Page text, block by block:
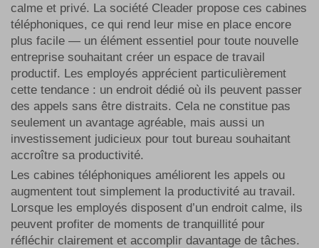
calme et privé. La société Cleader propose ces cabines
téléphoniques, ce qui rend leur mise en place encore
plus facile — un élément essentiel pour toute nouvelle
entreprise souhaitant créer un espace de travail
productif. Les employés apprécient particulièrement
cette tendance : un endroit dédié où ils peuvent passer
des appels sans être distraits. Cela ne constitue pas
seulement un avantage agréable, mais aussi un
investissement judicieux pour tout bureau souhaitant
accroître sa productivité.
Les cabines téléphoniques améliorent les appels ou
augmentent tout simplement la productivité au travail.
Lorsque les employés disposent d’un endroit calme, ils
peuvent profiter de moments de tranquillité pour
réfléchir clairement et accomplir davantage de tâches.